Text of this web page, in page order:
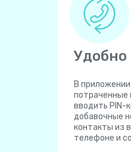
Удобно
В
потраченные
вводить PIN-
добавочные
контакты из
телефоне и